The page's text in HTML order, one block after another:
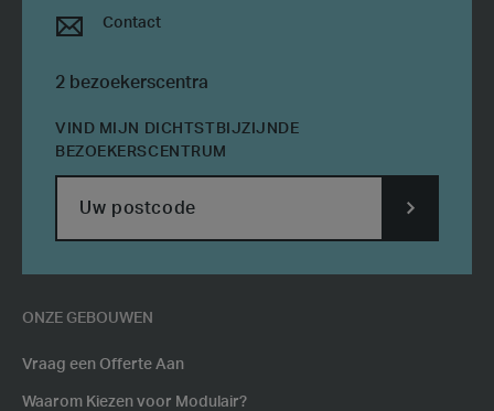
ONZE GEBOUWEN
Vraag een Offerte Aan
Waarom Kiezen voor Modulair?
Contact
2 bezoekerscentra
VIND MIJN DICHTSTBIJZIJNDE
BEZOEKERSCENTRUM
POSTCODE